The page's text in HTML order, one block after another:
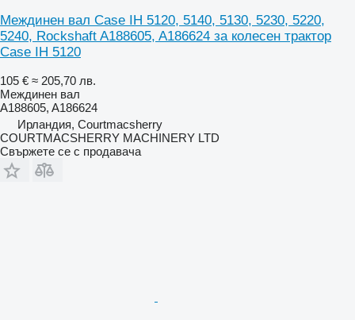
Междинен вал Case IH 5120, 5140, 5130, 5230, 5220,
5240, Rockshaft A188605, A186624 за колесен трактор
Case IH 5120
105 € ≈ 205,70 лв.
Междинен вал
A188605, A186624
Ирландия, Courtmacsherry
COURTMACSHERRY MACHINERY LTD
Свържете се с продавача